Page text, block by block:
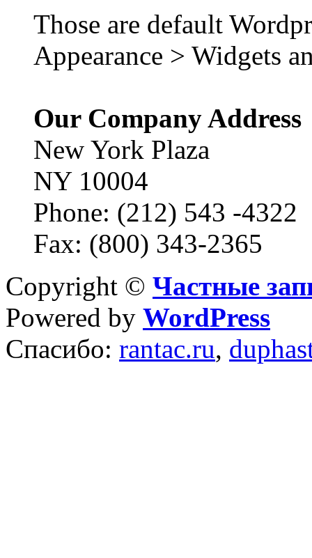
Those are default
Appearance > Widgets
Our Company Address
New York Plaza
NY 10004
Phone: (212) 543 -4322
Fax: (800) 343-2365
Copyright © Частные
Powered by WordPress
Спасибо: rantac.ru,